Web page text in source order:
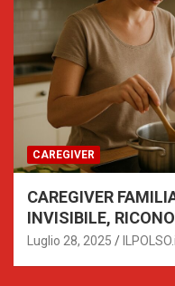
CAREGIVER
CAREGIVER
INVISIBILE,
SUPPORTO
Luglio 28, 2025